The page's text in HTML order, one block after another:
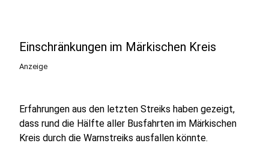
Einschränkungen im Märkischen Kreis
Anzeige
Erfahrungen aus den letzten Streiks haben gezeigt,
dass rund die Hälfte aller Busfahrten im Märkischen
Kreis durch die Warnstreiks ausfallen könnte.